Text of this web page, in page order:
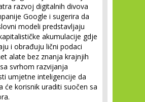
razvoj digitalnih divova
Google i sugerira da
modeli predstavljaju
akumulacije gdje
i obrađuju lični podaci
alate bez znanja krajnjih
svrhom razvijanja
umjetne inteligencije da
će korisnik uraditi suočen sa